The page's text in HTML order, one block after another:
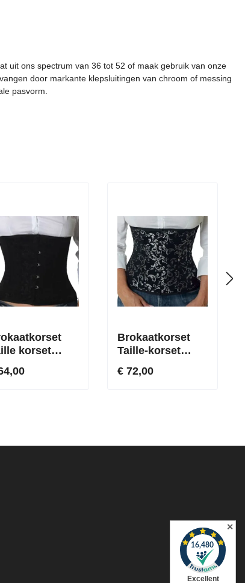
uit ons spectrum van 36 tot 52 of maak gebruik van onze
door markante klepsluitingen van chroom of messing
pasvorm.
korset
Brokaatkorset
Taille-korset
€ 72,00
✕